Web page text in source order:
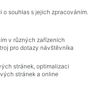
10.
souhlas s jejich zpracováním.
v různých zařízeních
pro dotazy návštěvníka
stránek, optimalizaci
stránek a online